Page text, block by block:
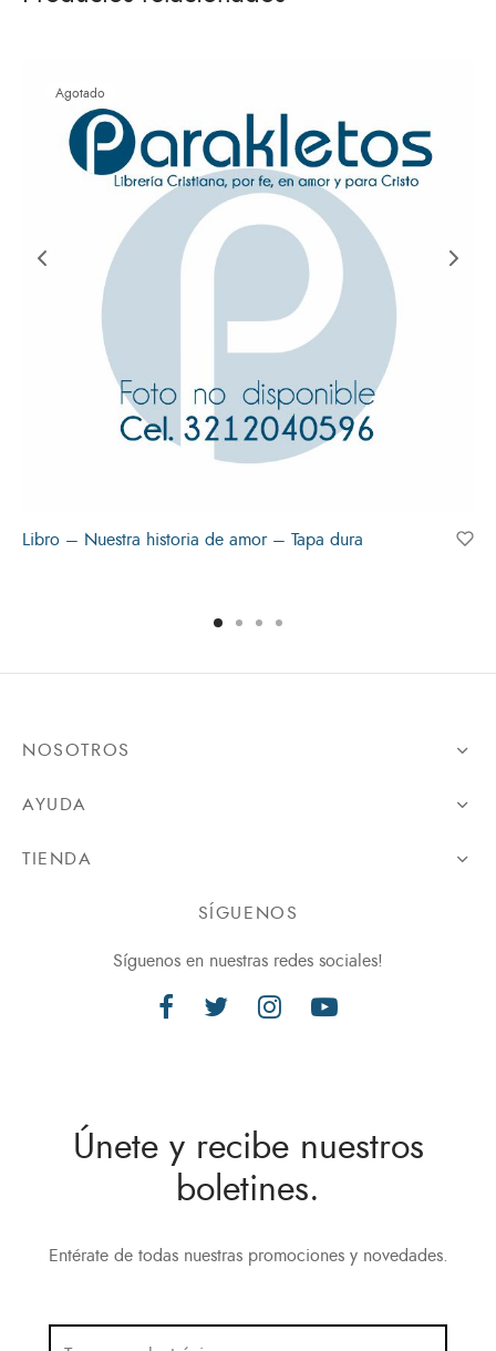
Agotado
Libro – Nuestra historia de amor – Tapa dura
NOSOTROS
AYUDA
TIENDA
SÍGUENOS
Síguenos en nuestras redes sociales!
Únete y recibe nuestros
boletines.
Entérate de todas nuestras promociones y novedades.